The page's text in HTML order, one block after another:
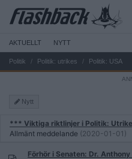
AKTUELLT NYTT
Politik Politik: utrikes Politik: USA
Nytt
*** Viktiga riktlinjer i Politik:
Allmänt meddelande (2020-01-01)
Förhör i Senaten: Dr.